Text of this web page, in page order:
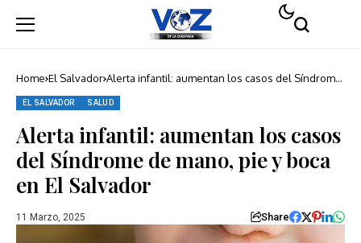
Home El Salvador Alerta infantil: aumentan los casos del Síndrome
EL SALVADOR SALUD
Alerta infantil: aumentan los casos
del Síndrome de mano, pie y boca
en El Salvador
11 Marzo, 2025 Share